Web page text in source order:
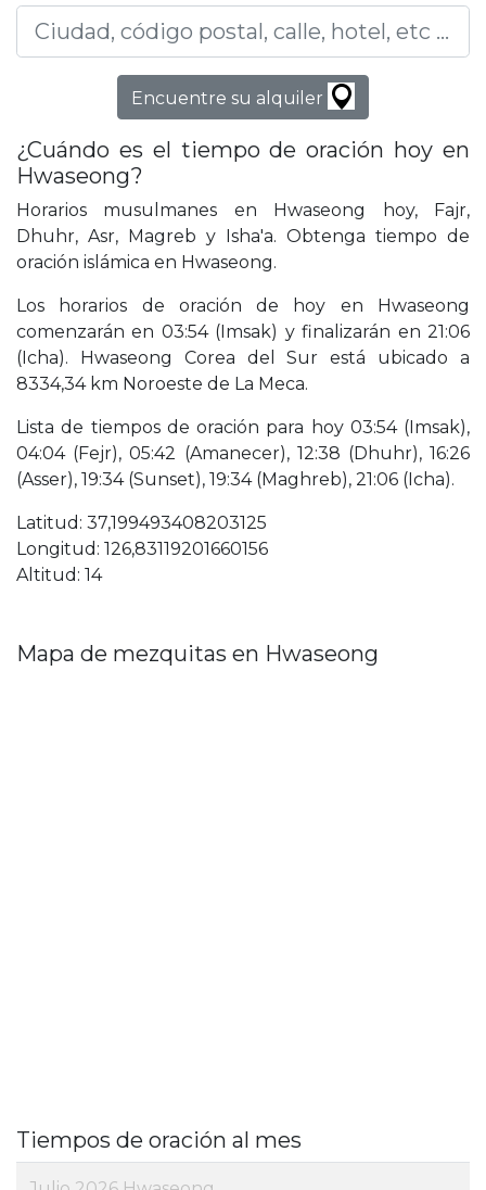
Encuentre su alquiler
¿Cuándo es el tiempo de oración hoy en
Hwaseong?
Horarios musulmanes en Hwaseong hoy, Fajr,
Dhuhr, Asr, Magreb y Isha'a. Obtenga tiempo de
oración islámica en Hwaseong.
Los horarios de oración de hoy en Hwaseong
comenzarán en 03:54 (Imsak) y finalizarán en 21:06
(Icha). Hwaseong Corea del Sur está ubicado a
8334,34 km Noroeste de La Meca.
Lista de tiempos de oración para hoy 03:54 (Imsak),
04:04 (Fejr), 05:42 (Amanecer), 12:38 (Dhuhr), 16:26
(Asser), 19:34 (Sunset), 19:34 (Maghreb), 21:06 (Icha).
Latitud: 37,199493408203125
Longitud: 126,83119201660156
Altitud: 14
Mapa de mezquitas en Hwaseong
Tiempos de oración al mes